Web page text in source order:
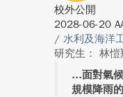
校外公開
2028-06-20
/ 水利及海洋
研究生： 林愷
面對氣
規模降雨